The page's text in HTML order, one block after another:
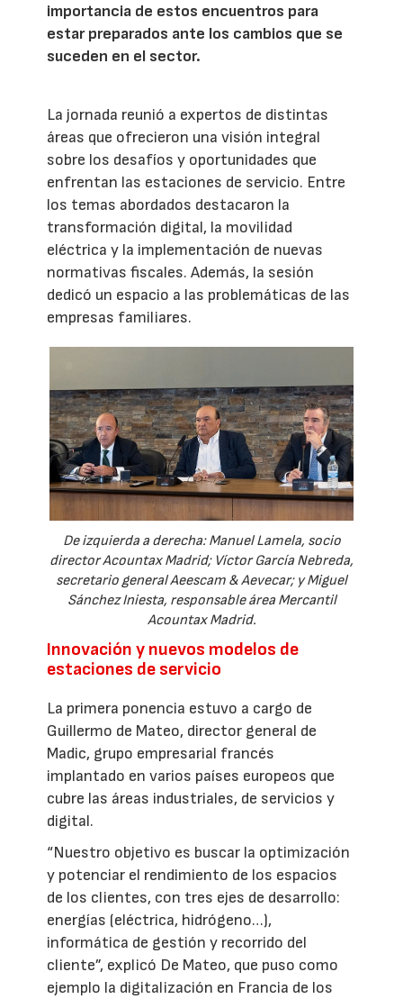
importancia de estos encuentros para
estar preparados ante los cambios que se
suceden en el sector.
La jornada reunió a expertos de distintas
áreas que ofrecieron una visión integral
sobre los desafíos y oportunidades que
enfrentan las estaciones de servicio. Entre
los temas abordados destacaron la
transformación digital, la movilidad
eléctrica y la implementación de nuevas
normativas fiscales. Además, la sesión
dedicó un espacio a las problemáticas de las
empresas familiares.
De izquierda a derecha: Manuel Lamela, socio
director Acountax Madrid; Víctor García Nebreda,
secretario general Aeescam & Aevecar; y Miguel
Sánchez Iniesta, responsable área Mercantil
Acountax Madrid.
Innovación y nuevos modelos de
estaciones de servicio
La primera ponencia estuvo a cargo de
Guillermo de Mateo, director general de
Madic, grupo empresarial francés
implantado en varios países europeos que
cubre las áreas industriales, de servicios y
digital.
“Nuestro objetivo es buscar la optimización
y potenciar el rendimiento de los espacios
de los clientes, con tres ejes de desarrollo:
energías (eléctrica, hidrógeno…),
informática de gestión y recorrido del
cliente”, explicó De Mateo, que puso como
ejemplo la digitalización en Francia de los